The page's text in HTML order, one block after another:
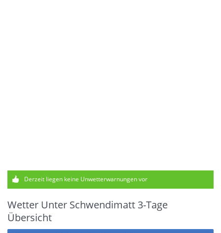
Derzeit liegen keine Unwetterwarnungen vor
Wetter Unter Schwendimatt 3-Tage
Übersicht